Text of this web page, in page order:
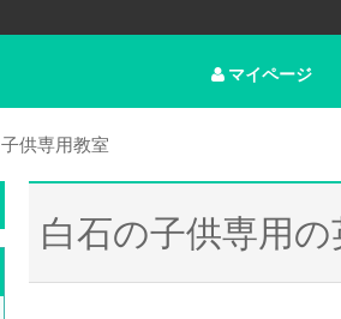
マイページ
子供専用教室
白石の子供専用